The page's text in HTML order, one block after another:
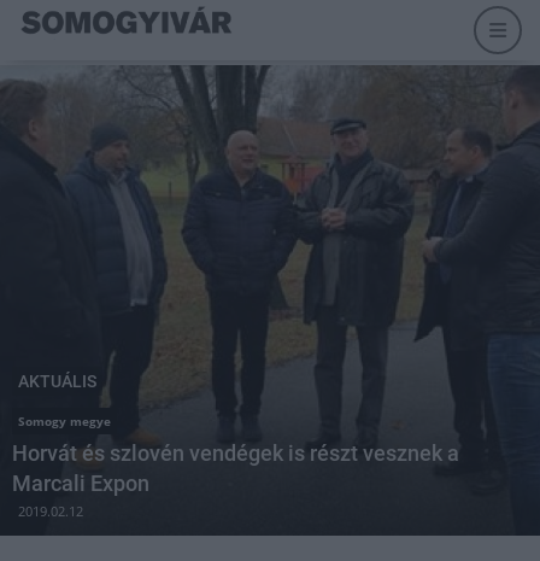
AKTUÁLIS
Somogy megye
Horvát és szlovén vendégek is részt vesznek a
Marcali Expon
2019.02.12